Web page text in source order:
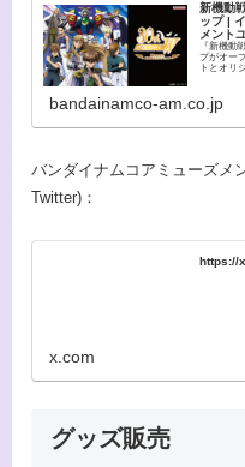
新機動
ップ |
メント
『新機動
プがオー
トとオリ
bandainamco-am.co.jp
バンダイナムコアミューズメ
Twitter)：
https://
x.com
グッズ販売